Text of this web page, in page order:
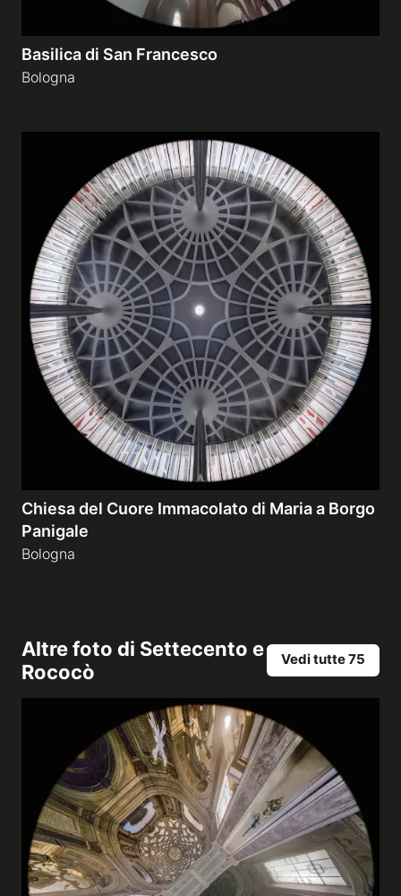
Basilica di San Francesco
Bologna
Chiesa del Cuore Immacolato di Maria a Borgo
Panigale
Bologna
Altre foto di Settecento e
Rococò
Vedi tutte 75